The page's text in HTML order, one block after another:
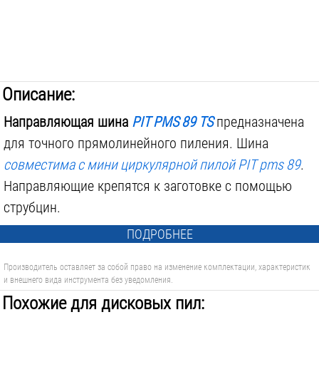
Описание:
Направляющая шина PIT PMS 89 TSпредназначена
для точного прямолинейного пиления. Шина
совместима с мини циркулярной пилой PIT pms 89.
Направляющие крепятся к заготовке с помощью
струбцин.
ПОДРОБНЕЕ
Производитель оставляет за собой право на изменение комплектации, характеристик
и внешнего вида инструмента без уведомления.
Похожие для дисковых пил: